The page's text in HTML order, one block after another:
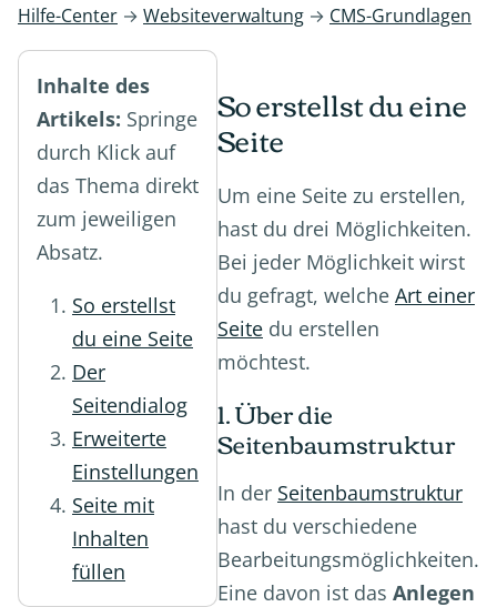
Hilfe-Center → Websiteverwaltung → CMS-Grundlagen
Inhalte des
Artikels: Springe
durch Klick auf
das Thema direkt
zum jeweiligen
Absatz.
So erstellst
du eine Seite
Der
Seitendialog
Erweiterte
Einstellungen
Seite mit
Inhalten
füllen
So erstellst du eine
Seite
Um eine Seite zu erstellen,
hast du drei Möglichkeiten.
Bei jeder Möglichkeit wirst
du gefragt, welche Art einer
Seite du erstellen
möchtest.
1. Über die
Seitenbaumstruktur
In der Seitenbaumstruktur
hast du verschiedene
Bearbeitungsmöglichkeiten.
Eine davon ist das Anlegen